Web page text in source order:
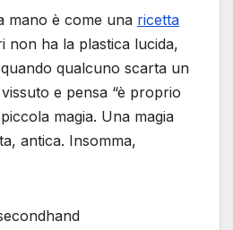
mano è come una ricetta
non ha la plastica lucida,
qualcuno scarta un
e pensa “è proprio
magia. Una magia
antica. Insomma,